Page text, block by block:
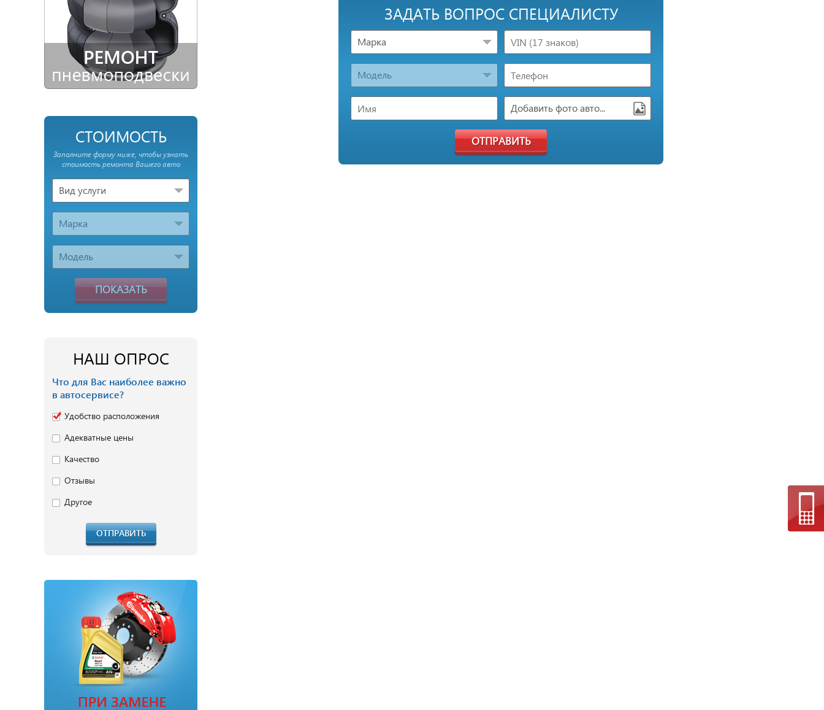
СТОИМОСТЬ
Заполните форму ниже, чтобы узнать
стоимость ремонта Вашего авто
Вид услуги
Марка
Модель
ПОКАЗАТЬ
НАШ ОПРОС
Что для Вас наиболее важно
в автосервисе?
Удобство расположения
Адекватные цены
Качество
Отзывы
Другое
ОТПРАВИТЬ
ЗАДАТЬ ВОПРОС СПЕЦИАЛИСТУ
Марка
Модель
Добавить фото авто...
ОТПРАВИТЬ